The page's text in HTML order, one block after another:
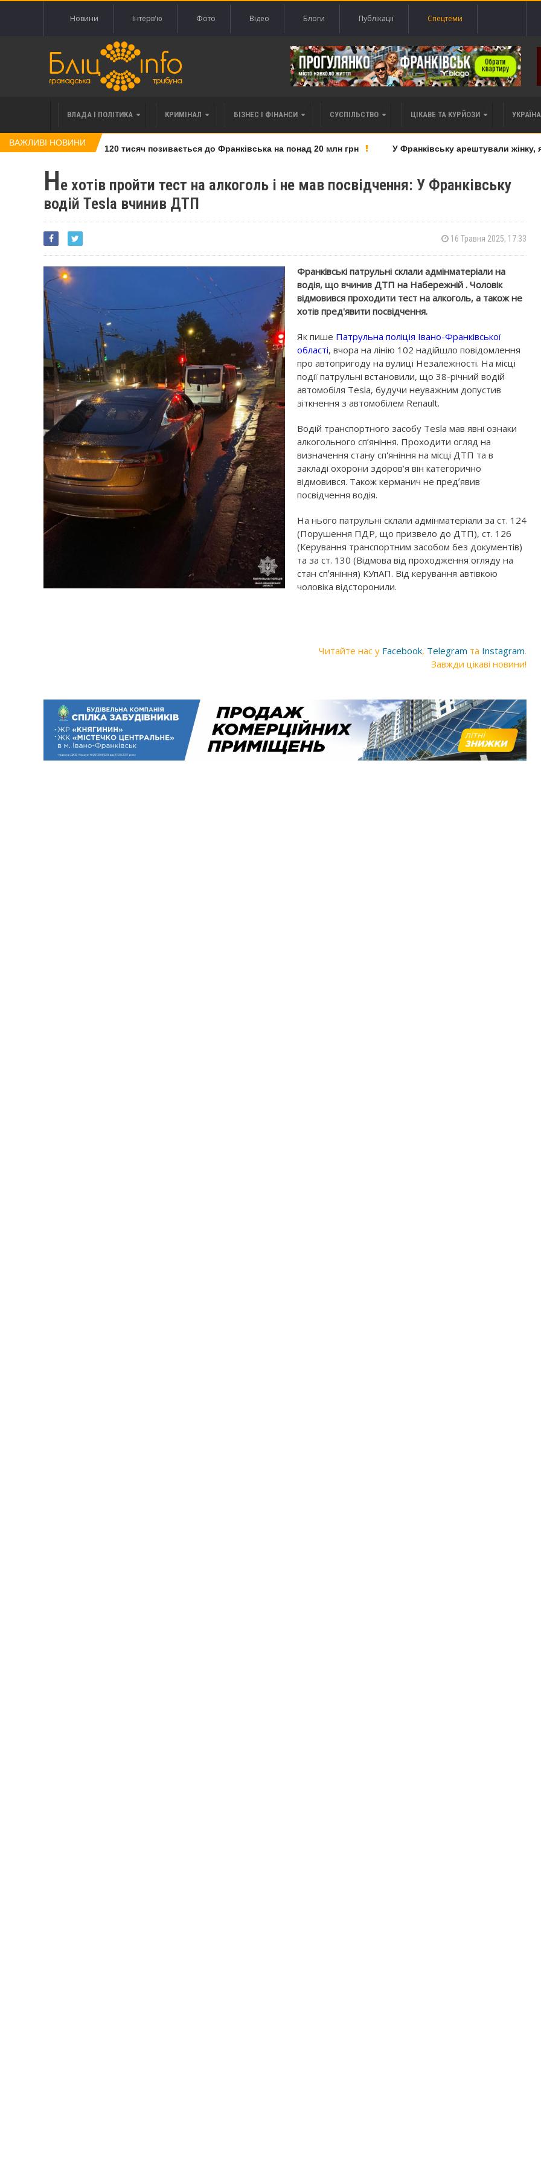
Новини Інтерв'ю Фото Відео Блоги Публікації Спецтеми
ВЛАДА І ПОЛІТИКА КРИМІНАЛ БІЗНЕС І ФІНАНСИ СУСПІЛЬСТВО ЦІКАВЕ ТА КУРЙОЗИ
ВАЖЛИВІ НОВИНИ
права вимоги за 120 тисяч позивається до Франківська на понад 20 млн грн У Франківську арештували жінку,
Не хотів пройти тест на алкоголь і не мав посвідчення: У Франківську
водій Tesla вчинив ДТП
16 Травня 2025, 17:33
Франківські патрульні склали адмінматеріали на
водія, що вчинив ДТП на Набережній . Чоловік
відмовився проходити тест на алкоголь, а також не
хотів пред'явити посвідчення.
Як пише Патрульна поліція Івано-Франківської
області, вчора на лінію 102 надійшло повідомлення
про автопригоду на вулиці Незалежності. На місці
події патрульні встановили, що 38-річний водій
автомобіля Tesla, будучи неуважним допустив
зіткнення з автомобілем Renault.
Водій транспортного засобу Tesla мав явні ознаки
алкогольного сп’яніння. Проходити огляд на
визначення стану сп'яніння на місці ДТП та в
закладі охорони здоров’я він категорично
відмовився. Також керманич не предʼявив
посвідчення водія.
На нього патрульні склали адмінматеріали за ст. 124
(Порушення ПДР, що призвело до ДТП), ст. 126
(Керування транспортним засобом без документів)
та за ст. 130 (Відмова від проходження огляду на
стан спʼяніння) КУпАП. Від керування автівкою
чоловіка відсторонили.
Читайте нас у Facebook, Telegram та Instagram.
Завжди цікаві новини!